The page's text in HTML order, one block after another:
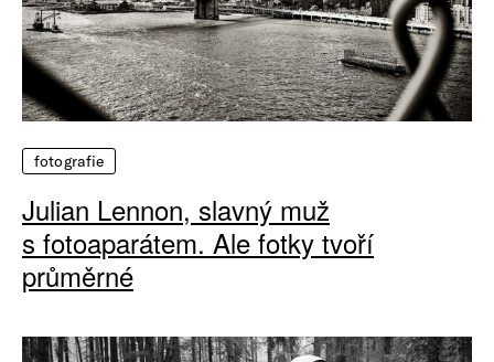
fotografie
Julian Lennon, slavný muž
s fotoaparátem. Ale fotky tvoří
průměrné